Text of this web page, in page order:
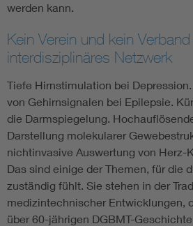
werden kann.
Kein Verein und kein
interdisziplinäres Netzwerk
Tiefe Hirnstimulation bei
von Gehirnsignalen bei Epilepsie.
die Darmspiegelung.
Darstellung molekularer
nichtinvasive Auswertung von Herz-
Das sind einige der Themen, für die
zuständig fühlt. Sie stehen in der
medizintechnischer Entwicklungen,
über 60-jährigen DGBMT-